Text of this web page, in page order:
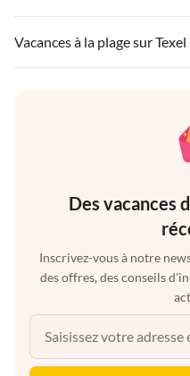
Vacances à la plage sur Texel
Des vacances
Inscrivez-vous à notre
des offres, des conseils